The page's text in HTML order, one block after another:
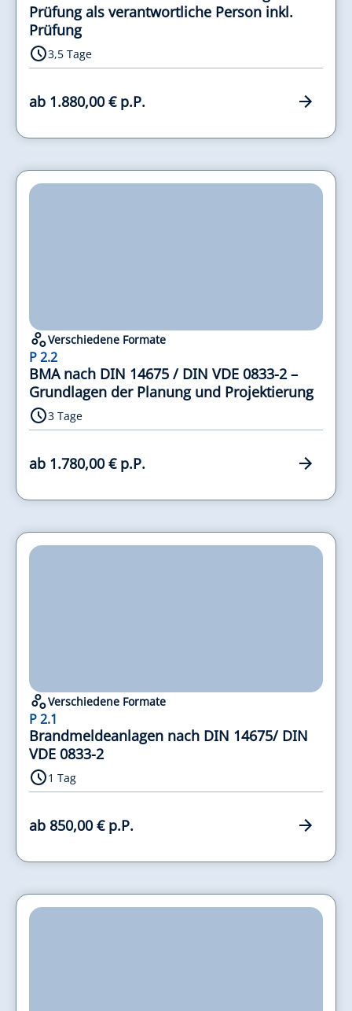
Prüfung als verantwortliche Person inkl.
Prüfung
3,5 Tage
ab 1.880,00 € p.P.
Verschiedene Formate
P 2.2
BMA nach DIN 14675 / DIN VDE 0833-2 –
Grundlagen der Planung und Projektierung
3 Tage
ab 1.780,00 € p.P.
Verschiedene Formate
P 2.1
Brandmeldeanlagen nach DIN 14675/ DIN
VDE 0833-2
1 Tag
ab 850,00 € p.P.